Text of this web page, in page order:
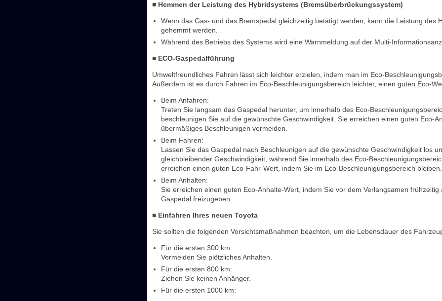
■ Hemmen der Leistung des Hybridsystems (Bremsüberbrückungssystem)
Wenn das Gas- und das Bremspedal gleichzeitig betätigt werden, kann die Leistung des
gehemmt werden.
Während des Betriebs des Systems wird eine Warnmeldung auf der Multi-
■ ECO-Gaspedalführung
Umweltfreundliches Fahren lässt sich leichter erzielen, indem man im Eco-
Außerdem ist es durch Fahren im Eco-Beschleunigungsbereich leichter, einen guten Eco-
Beim Anfahren:
Treten Sie langsam das Gaspedal herunter, um innerhalb des Eco-
beschleunigen Sie auf die gewünschte Geschwindigkeit. Sie erreichen einen guten Eco-
übermäßiges Beschleunigen vermeiden.
Beim Fahren:
Lassen Sie das Gaspedal nach Beschleunigen auf die gewünschte Geschwindigkeit los
gleichbleibender Geschwindigkeit, während Sie innerhalb des Eco-
erreichen einen guten Eco-Fahr-Wert, indem Sie im Eco-Beschleunigungsbereich bleiben.
Beim Anhalten:
Sie erreichen einen guten Eco-Anhalte-Wert, indem Sie vor dem Verlangsamen frühzeitig
Gaspedal freizugeben.
■ Einfahren Ihres neuen Toyota
Sie sollten die folgenden Vorsichtsmaßnahmen beachten, um die Lebensdauer des
Für die ersten 300 km:
Vermeiden Sie plötzliches Anhalten.
Für die ersten 800 km:
Ziehen Sie keinen Anhänger.
Für die ersten 1000 km: